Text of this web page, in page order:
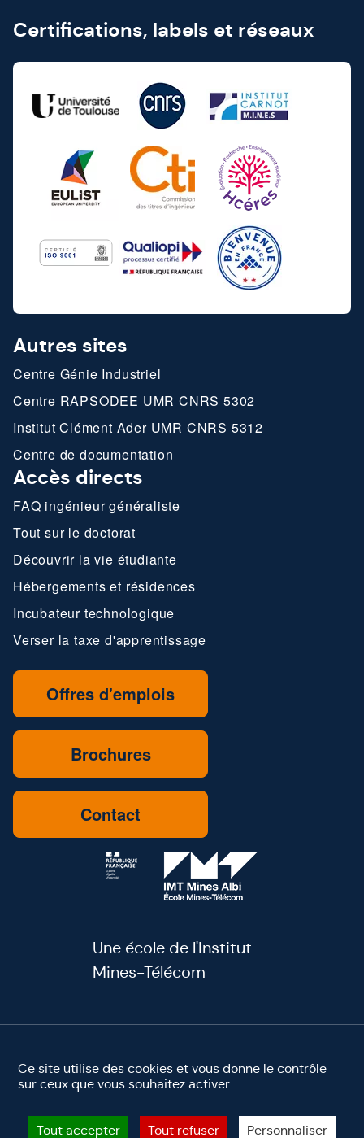
Ce site utilise des cookies et vous donne le contrôle
sur ceux que vous souhaitez activer
Tout accepter Tout refuser Personnaliser
Certifications, labels et réseaux
Autres sites
Centre Génie Industriel
Centre RAPSODEE UMR CNRS 5302
Institut Clément Ader UMR CNRS 5312
Centre de documentation
Accès directs
FAQ ingénieur généraliste
Tout sur le doctorat
Découvrir la vie étudiante
Hébergements et résidences
Incubateur technologique
Verser la taxe d'apprentissage
Offres d'emplois
Brochures
Contact
Une école de l'Institut
Mines-Télécom
youtube
linkedin
facebook
instagram
Mentions légales
©2025 IMT Mines Albi. Tous droits réservés